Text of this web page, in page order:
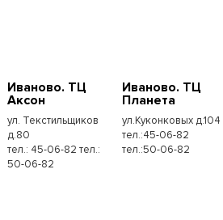
Иваново. ТЦ
Аксон
ул. Текстильщиков
д.80
тел.: 45-06-82 тел.:
50-06-82
Иваново. ТЦ
Планета
ул.Куконковых д.104
тел.:45-06-82
тел.:50-06-82